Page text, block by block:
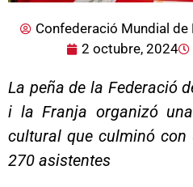
Confederació Mundial de
2 octubre, 2024
La peña de la Federació
i la Franja organizó
cultural que culminó
270 asistentes